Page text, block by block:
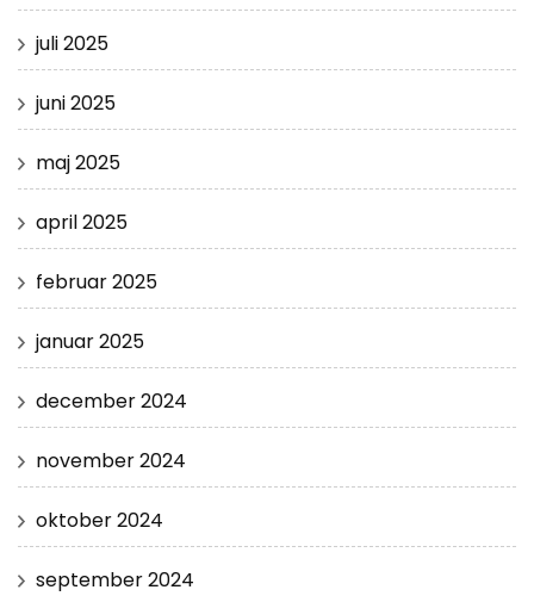
juli 2025
juni 2025
maj 2025
april 2025
februar 2025
januar 2025
december 2024
november 2024
oktober 2024
september 2024